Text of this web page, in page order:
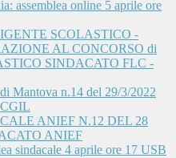
assemblea online 5 aprile ore
SCOLASTICO -
AL CONCORSO di
SINDACATO FLC -
Mantova n.14 del 29/3/2022
ANIEF N.12 DEL 28
ANIEF
sindacale 4 aprile ore 17 USB